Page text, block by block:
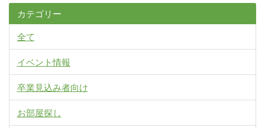
カテゴリー
全て
イベント情報
卒業見込み者向け
お部屋探し